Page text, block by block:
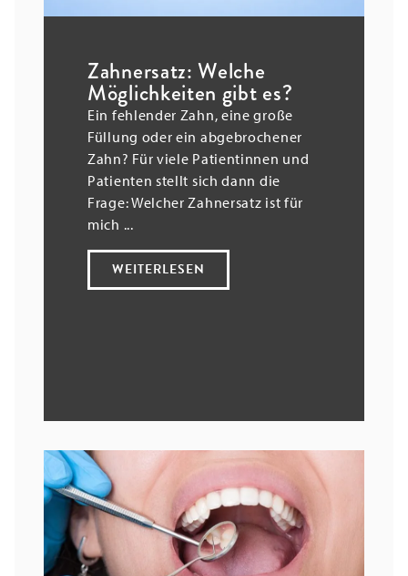
Zahnersatz: Welche
Möglichkeiten gibt es?
Ein fehlender Zahn, eine große
Füllung oder ein abgebrochener
Zahn? Für viele Patientinnen und
Patienten stellt sich dann die
Frage: Welcher Zahnersatz ist für
mich ...
WEITERLESEN